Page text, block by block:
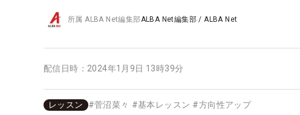
所属ALBA Net編集部ALBA Net編集部 /ALBA Net
配信日時： 2024年1月9日 13時39分
レッスン #菅沼菜々 #基本レッスン #方向性アップ